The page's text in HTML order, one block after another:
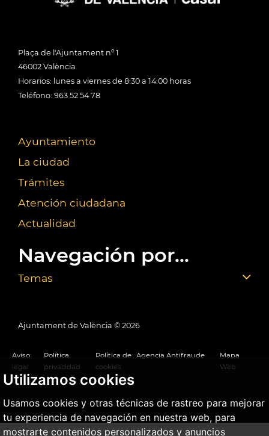
Utilizamos cookies
Usamos cookies y otras técnicas de rastreo para mejorar
tu experiencia de navegación en nuestra web, para
mostrarte contenidos personalizados y anuncios
Plaça de l'Ajuntament nº 1
46002 València
Horarios: lunes a viernes de 8:30 a 14:00 horas
Teléfono: 963 52 54 78
Ayuntamiento
La ciudad
Trámites
Atención ciudadana
Actualidad
Navegación por...
Temas
Ajuntament de València © 2026
Aviso
legal
Política
privacidad
Política de
cookies
Agencia Antifraude
Mapa
Web